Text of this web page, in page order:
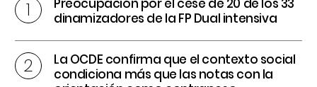
dinamizadores de la FP Dual intensiva
La OCDE confirma que el contexto social
condiciona más que las notas con la